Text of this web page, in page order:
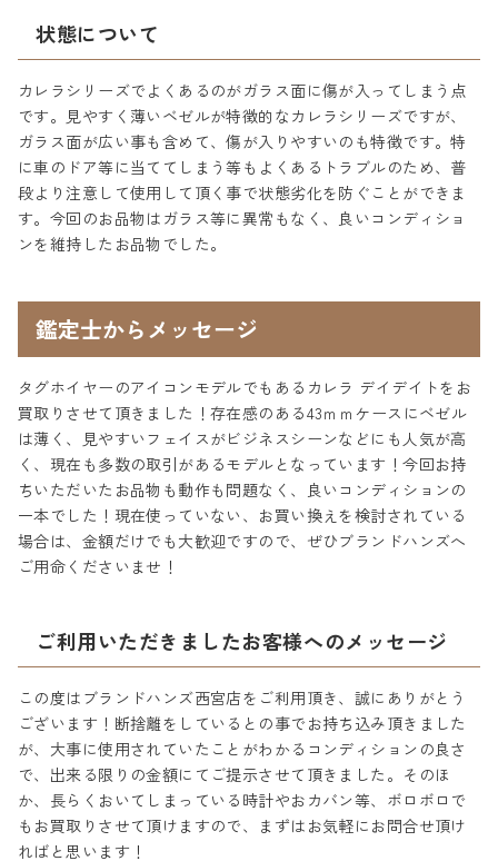
状態について
カレラシリーズでよくあるのがガラス面に傷が入ってしまう点
です。見やすく薄いベゼルが特徴的なカレラシリーズですが、
ガラス面が広い事も含めて、傷が入りやすいのも特徴です。特
に車のドア等に当ててしまう等もよくあるトラブルのため、普
段より注意して使用して頂く事で状態劣化を防ぐことができま
す。今回のお品物はガラス等に異常もなく、良いコンディショ
ンを維持したお品物でした。
鑑定士からメッセージ
タグホイヤーのアイコンモデルでもあるカレラ デイデイトをお
買取りさせて頂きました！存在感のある43ｍｍケースにベゼル
は薄く、見やすいフェイスがビジネスシーンなどにも人気が高
く、現在も多数の取引があるモデルとなっています！今回お持
ちいただいたお品物も動作も問題なく、良いコンディションの
一本でした！現在使っていない、お買い換えを検討されている
場合は、金額だけでも大歓迎ですので、ぜひブランドハンズへ
ご用命くださいませ！
ご利用いただきましたお客様へのメッセージ
この度はブランドハンズ西宮店をご利用頂き、誠にありがとう
ございます！断捨離をしているとの事でお持ち込み頂きました
が、大事に使用されていたことがわかるコンディションの良さ
で、出来る限りの金額にてご提示させて頂きました。そのほ
か、長らくおいてしまっている時計やおカバン等、ボロボロで
もお買取りさせて頂けますので、まずはお気軽にお問合せ頂け
ればと思います！